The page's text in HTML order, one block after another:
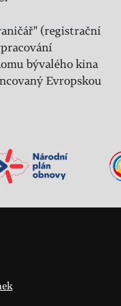
(registrační
bývalého kina
Evropskou